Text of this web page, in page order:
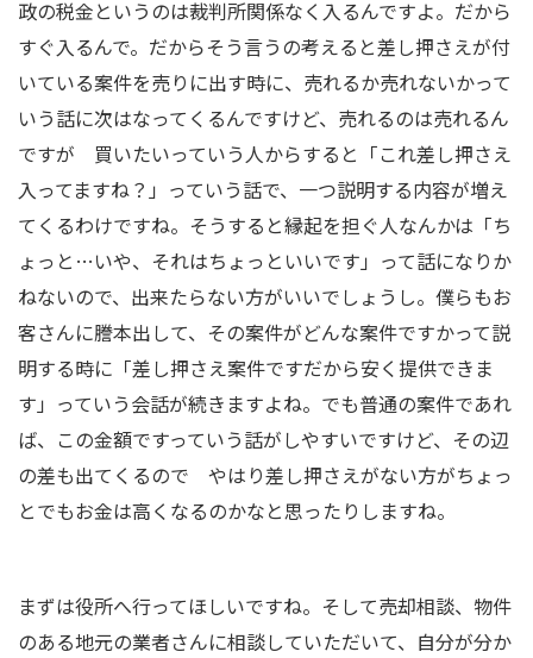
政の税金というのは裁判所関係なく入るんですよ。だから
すぐ入るんで。だからそう言うの考えると差し押さえが付
いている案件を売りに出す時に、売れるか売れないかって
いう話に次はなってくるんですけど、売れるのは売れるん
ですが 買いたいっていう人からすると「これ差し押さえ
入ってますね？」っていう話で、一つ説明する内容が増え
てくるわけですね。そうすると縁起を担ぐ人なんかは「ち
ょっと…いや、それはちょっといいです」って話になりか
ねないので、出来たらない方がいいでしょうし。僕らもお
客さんに謄本出して、その案件がどんな案件ですかって説
明する時に「差し押さえ案件ですだから安く提供できま
す」っていう会話が続きますよね。でも普通の案件であれ
ば、この金額ですっていう話がしやすいですけど、その辺
の差も出てくるので やはり差し押さえがない方がちょっ
とでもお金は高くなるのかなと思ったりしますね。
まずは役所へ行ってほしいですね。そして売却相談、物件
のある地元の業者さんに相談していただいて、自分が分か